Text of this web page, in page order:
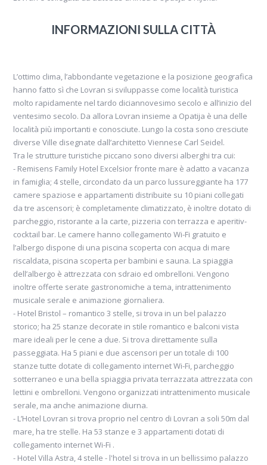
INFORMAZIONI SULLA CITTÀ
L’ottimo clima, l’abbondante vegetazione e la posizione geografica
hanno fatto sì che Lovran si sviluppasse come località turistica
molto rapidamente nel tardo diciannovesimo secolo e all’inizio del
ventesimo secolo. Da allora Lovran insieme a Opatija è una delle
località più importanti e conosciute. Lungo la costa sono cresciute
diverse Ville disegnate dall’architetto Viennese Carl Seidel.
Tra le strutture turistiche piccano sono diversi alberghi tra cui:
- Remisens Family Hotel Excelsior fronte mare è adatto a vacanza
in famiglia; 4 stelle, circondato da un parco lussureggiante ha 177
camere spaziose e appartamenti distribuite su 10 piani collegati
da tre ascensori; è completamente climatizzato, è inoltre dotato di
parcheggio, ristorante a la carte, pizzeria con terrazza e aperitiv-
cocktail bar. Le camere hanno collegamento Wi-Fi gratuito e
l’albergo dispone di una piscina scoperta con acqua di mare
riscaldata, piscina scoperta per bambini e sauna. La spiaggia
dell’albergo è attrezzata con sdraio ed ombrelloni. Vengono
inoltre offerte serate gastronomiche a tema, intrattenimento
musicale serale e animazione giornaliera.
- Hotel Bristol – romantico 3 stelle, si trova in un bel palazzo
storico; ha 25 stanze decorate in stile romantico e balconi vista
mare ideali per le cene a due. Si trova direttamente sulla
passeggiata. Ha 5 piani e due ascensori per un totale di 100
stanze tutte dotate di collegamento internet Wi-Fi, parcheggio
sotterraneo e una bella spiaggia privata terrazzata attrezzata con
lettini e ombrelloni. Vengono organizzati intrattenimento musicale
serale, ma anche animazione diurna.
- L’Hotel Lovran si trova proprio nel centro di Lovran a soli 50m dal
mare, ha tre stelle. Ha 53 stanze e 3 appartamenti dotati di
collegamento internet Wi-Fi .
- Hotel Villa Astra, 4 stelle - l'hotel si trova in un bellissimo palazzo